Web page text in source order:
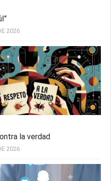
2026
la verdad
2026